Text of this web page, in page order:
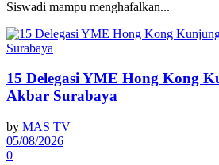
Siswadi mampu menghafalkan...
15 Delegasi YME Hong Kong
Akbar Surabaya
by MAS TV
05/08/2026
0